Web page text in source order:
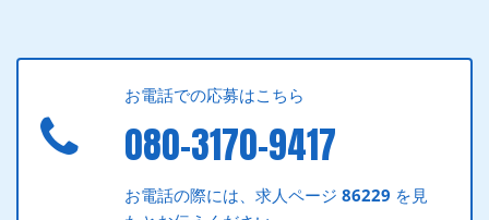
お電話での応募はこちら
080-3170-9417
お電話の際には、求人ページ86229 を見